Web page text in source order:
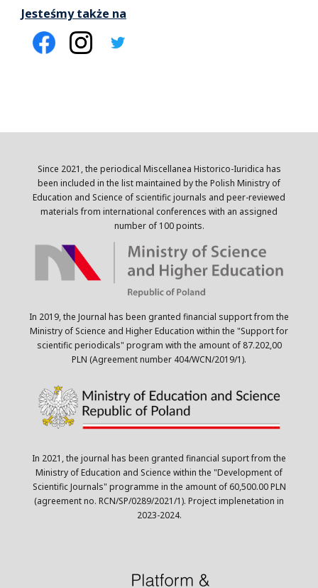
Jesteśmy także na
Since 2021, the periodical Miscellanea Historico-Iuridica has
been included in the list maintained by the Polish Ministry of
Education and Science of scientific journals and peer-reviewed
materials from international conferences with an assigned
number of 100 points.
In 2019, the Journal has been granted financial support from the
Ministry of Science and Higher Education within the "Support for
scientific periodicals" program with the amount of 87.202,00
PLN (Agreement number 404/WCN/2019/1).
In 2021, the journal has been granted financial suport from the
Ministry of Education and Science within the "Development of
Scientific Journals" programme in the amount of 60,500.00 PLN
(agreement no. RCN/SP/0289/2021/1). Project implenetation in
2023-2024.